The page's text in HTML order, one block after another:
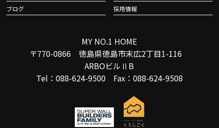
ブログ
採用情報
MY NO.1 HOME
〒770-0866 徳島県徳島市末広2丁目1-116
ARBOビルⅡB
Tel：088-624-9500 Fax：088-624-9508